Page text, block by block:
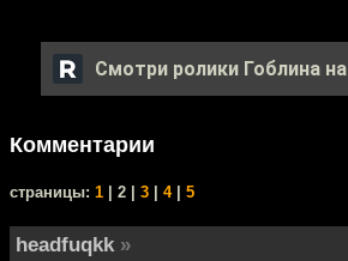
Смотри ролики Гоблина на
Комментарии
cтраницы: 1 | 2 | 3 4| 5
headfuqkk »